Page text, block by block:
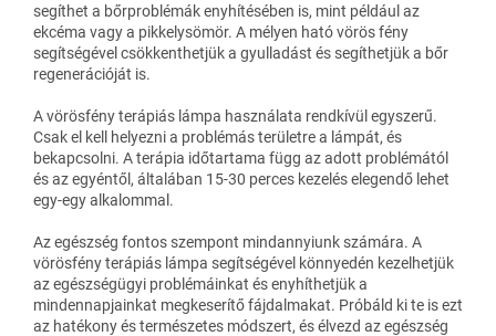
segíthet a bőrproblémák enyhítésében is, mint például az
ekcéma vagy a pikkelysömör. A mélyen ható vörös fény
segítségével csökkenthetjük a gyulladást és segíthetjük a bőr
regenerációját is.
A vörösfény terápiás lámpa használata rendkívül egyszerű.
Csak el kell helyezni a problémás területre a lámpát, és
bekapcsolni. A terápia időtartama függ az adott problémától
és az egyéntől, általában 15-30 perces kezelés elegendő lehet
egy-egy alkalommal.
Az egészség fontos szempont mindannyiunk számára. A
vörösfény terápiás lámpa segítségével könnyedén kezelhetjük
az egészségügyi problémáinkat és enyhíthetjük a
mindennapjainkat megkeserítő fájdalmakat. Próbáld ki te is ezt
az hatékony és természetes módszert, és élvezd az egészség